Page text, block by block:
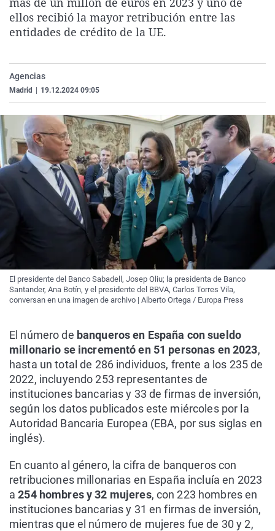
La rosa de los vientos
Caso
Extremadura
Virales
ellos recibió la mayor retribución entre las
entidades de crédito de la UE.
Agencias
Madrid 19.12.2024 09:05
El presidente del Banco Sabadell, Josep Oliu; la presidenta de Banco
Santander, Ana Botín, y el presidente del BBVA, Carlos Torres Vila,
conversan en una imagen de archivo | Alberto Ortega / Europa Press
El número de banqueros en España con sueldo
millonario se incrementó en 51 personas en 2023,
hasta un total de 286 individuos, frente a los 235 de
2022, incluyendo 253 representantes de
instituciones bancarias y 33 de firmas de inversión,
según los datos publicados este miércoles por la
Autoridad Bancaria Europea (EBA, por sus siglas en
inglés).
En cuanto al género, la cifra de banqueros con
retribuciones millonarias en España incluía en 2023
a 254 hombres y 32 mujeres, con 223 hombres en
instituciones bancarias y 31 en firmas de inversión,
mientras que el número de mujeres fue de 30 y 2,